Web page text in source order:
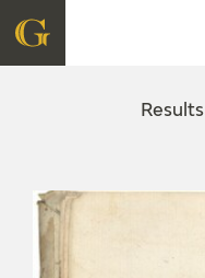
CIDG
CORPORATE ACTION